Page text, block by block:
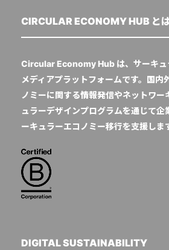
CIRCULAR ECONOMY HUB と
Circular Economy Hub は、サーキュ
メディアプラットフォームです。国内
ノミーに関する情報発信やネットワー
ュラーデザインプログラムを通じて企
ーキュラーエコノミー移行を支援しま
DIGITAL SUSTAINABILITY